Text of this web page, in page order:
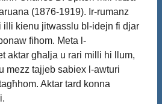
(1876-1919). Ir-rumanz
illi kienu jitwasslu bl-idejn fi djar
fihom. Meta l-
aktar għalja u rari milli hi llum,
mezz tajjeb sabiex l-awturi
Aktar tard konna